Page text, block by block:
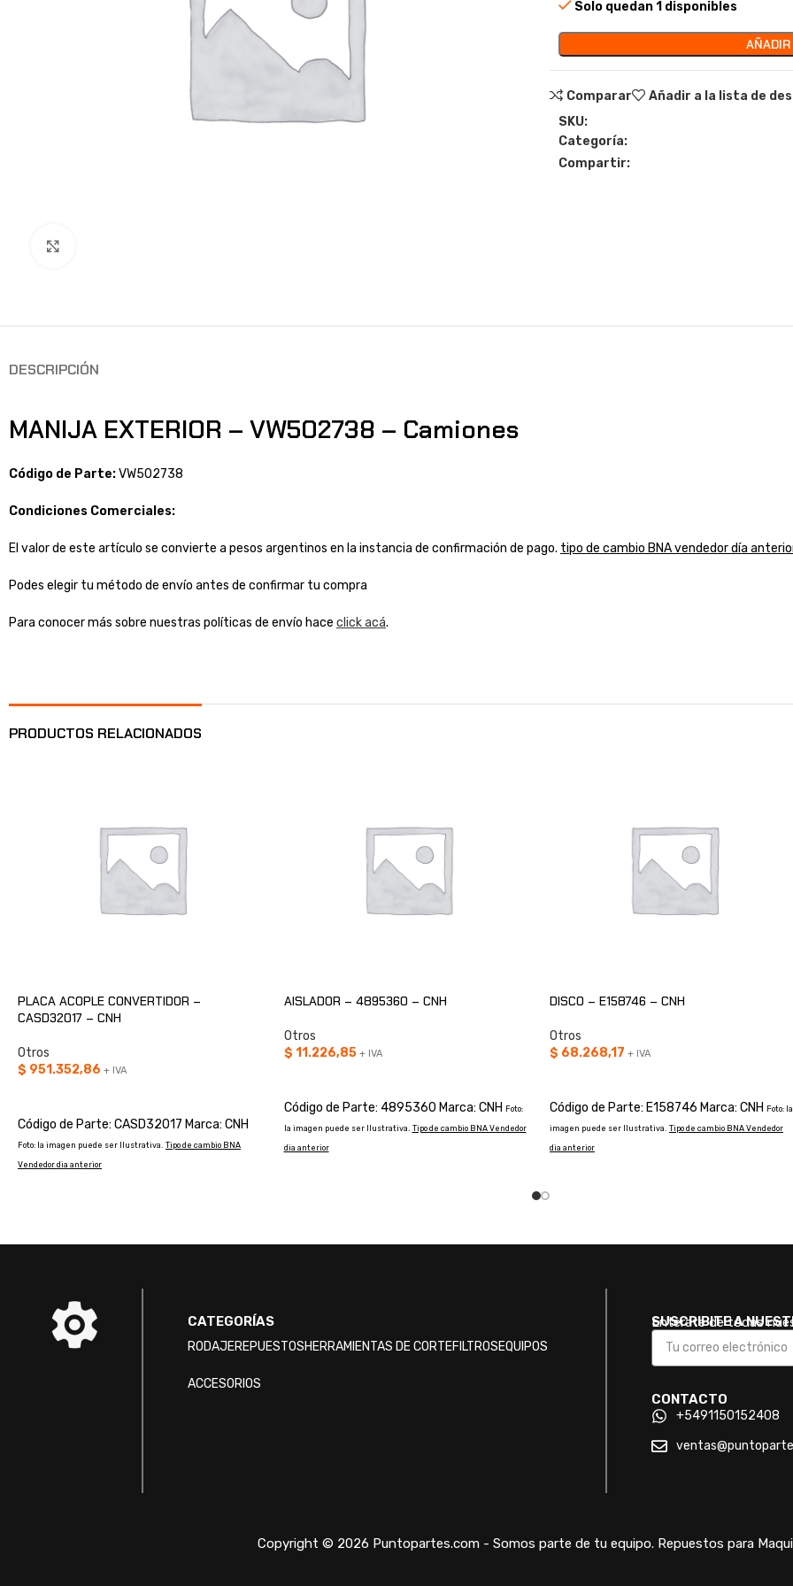
Solo quedan 1 disponibles
Comparar
Añadir a la lista de
SKU:
Categoría:
Compartir:
DESCRIPCIÓN
MANIJA EXTERIOR – VW502738 – Camiones
Código de Parte:VW502738
Condiciones Comerciales:
El valor de este artículo se convierte a pesos argentinos en la instancia de confirmación de pago. tipo de cambio BNA vendedor día
Podes elegir tu método de envío antes de confirmar tu compra
Para conocer más sobre nuestras políticas de envío hace click acá.
PRODUCTOS RELACIONADOS
PLACA ACOPLE CONVERTIDOR –
CASD32017 – CNH
Otros
$ 951.352,86 + IVA
Código de Parte: CASD32017 Marca: CNH
Foto: la imagen puede ser Ilustrativa. Tipo de cambio BNA
Vendedor dia anterior
AISLADOR – 4895360 – CNH
Otros
$ 11.226,85 + IVA
Código de Parte: 4895360 Marca: CNH
Foto:
la imagen puede ser Ilustrativa. Tipo de cambio BNA Vendedor
dia anterior
DISCO – E158746 – CNH
Otros
$ 68.268,17 + IVA
Código de Parte: E158746 Marca: CNH
Foto: la
imagen puede ser Ilustrativa. Tipo de cambio BNA Vendedor
dia anterior
CATEGORÍAS
RODAJEREPUESTOSHERRAMIENTAS DE CORTEFILTROSEQUIPOS
ACCESORIOS
SUSCRIBITE A
Enterate de todas
CONTACTO
+5491150152408
Copyright © 2026 Puntopartes.com - Somos parte de tu equipo. Repuestos para